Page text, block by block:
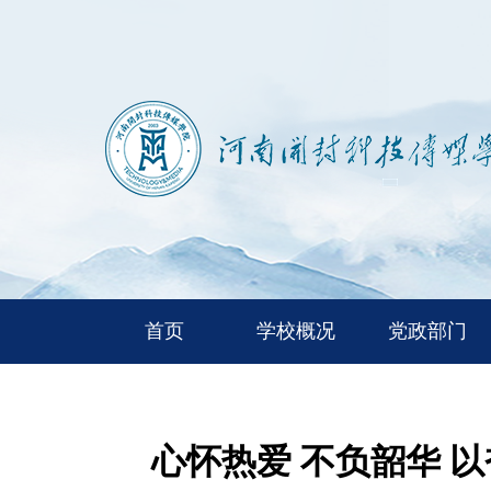
首页 学校概况 党政部门
心怀热爱 不负韶华